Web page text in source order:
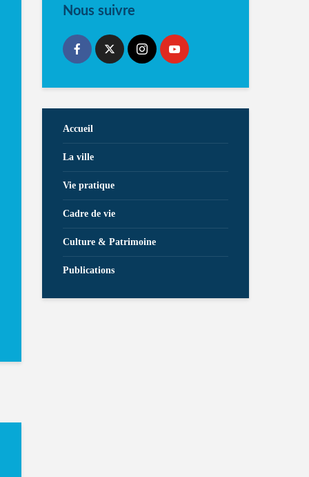
Nous suivre
Accueil
La ville
Vie pratique
Cadre de vie
Culture & Patrimoine
Publications